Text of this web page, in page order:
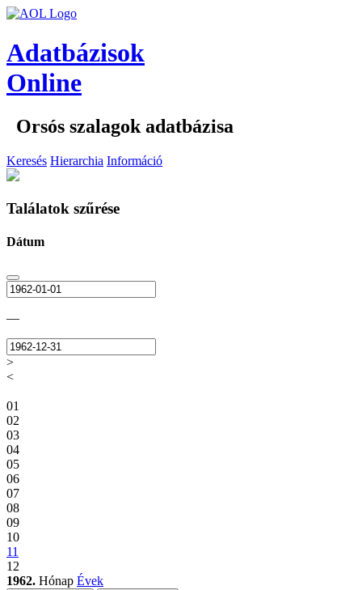
Adatbázisok
Online
Orsós szalagok adatbázisa
Keresés Hierarchia Információ
Találatok szűrése
Dátum
—
>
<
01
02
03
04
05
06
07
08
09
10
11
12
1962. Hónap Évek